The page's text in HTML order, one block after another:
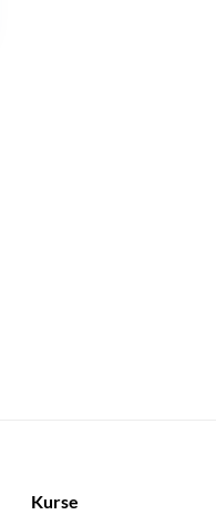
Kurse